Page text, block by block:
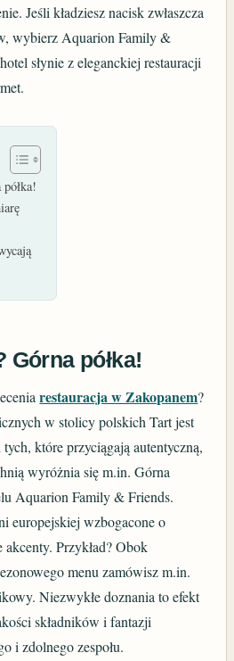
Jeśli kładziesz nacisk zwłaszcza
wybierz Aquarion Family &
słynie z eleganckiej restauracji
Górna półka!
restauracja w Zakopanem?
w stolicy polskich Tart jest
które przyciągają autentyczną,
wyróżnia się m.in. Górna
Aquarion Family & Friends.
europejskiej wzbogacone o
Przykład? Obok
menu zamówisz m.in.
Niezwykłe doznania to efekt
składników i fantazji
i zdolnego zespołu.